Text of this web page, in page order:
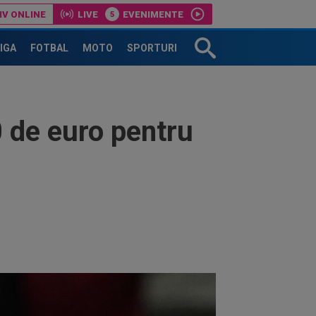
ONLINE LIVE EVENIMENTE
FOTBAL MOTO SPORTURI
euro pentru